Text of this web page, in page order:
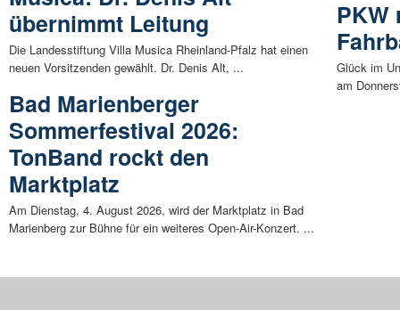
übernimmt Leitung
Die Landesstiftung Villa Musica Rheinland-Pfalz hat einen
neuen Vorsitzenden gewählt. Dr. Denis Alt, ...
Bad Marienberger
Sommerfestival 2026:
TonBand rockt den
Marktplatz
Am Dienstag, 4. August 2026, wird der Marktplatz in Bad
Marienberg zur Bühne für ein weiteres Open-Air-Konzert. ...
PKW
Glück im
am